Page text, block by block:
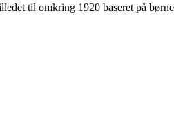
til omkring 1920 baseret på